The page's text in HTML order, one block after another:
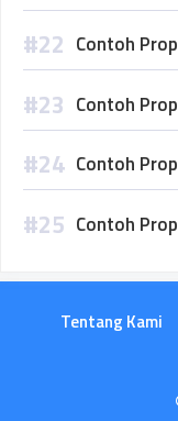
Contoh
Contoh
Contoh
Contoh
Tentang Kami